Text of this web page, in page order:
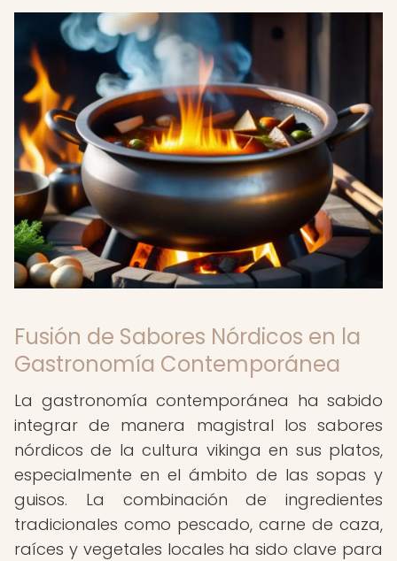
Fusión de Sabores Nórdicos en la
Gastronomía Contemporánea
La gastronomía contemporánea ha sabido
integrar de manera magistral los sabores
nórdicos de la cultura vikinga en sus platos,
especialmente en el ámbito de las sopas y
guisos. La combinación de ingredientes
tradicionales como pescado, carne de caza,
raíces y vegetales locales ha sido clave para